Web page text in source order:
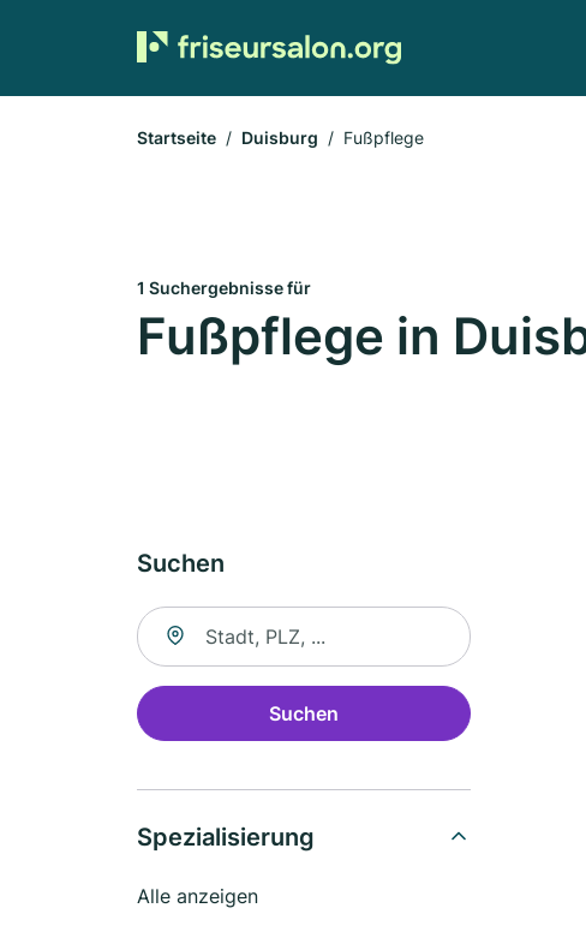
Startseite Duisburg Fußpflege
1 Suchergebnisse für
Fußpflege in
Suchen
Suche nach Ort
Suchen
Spezialisierung
Alle anzeigen